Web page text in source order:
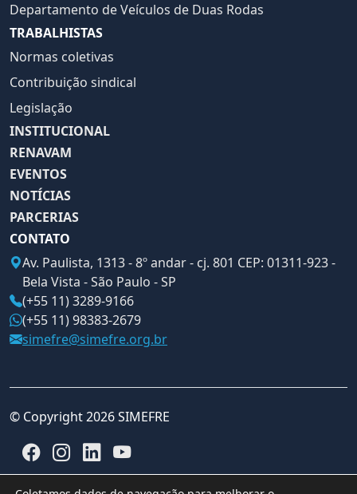
Departamento de Veículos de Duas Rodas
TRABALHISTAS
Normas coletivas
Contribuição sindical
Legislação
INSTITUCIONAL
RENAVAM
EVENTOS
NOTÍCIAS
PARCERIAS
CONTATO
Av. Paulista, 1313 - 8º andar - cj. 801 CEP: 01311-923 -
Bela Vista - São Paulo - SP
(+55 11) 3289-9166
(+55 11) 98383-2679
simefre@simefre.org.br
© Copyright 2026 SIMEFRE